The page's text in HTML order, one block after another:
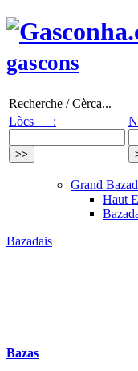
gascons
Recherche / Cèrca...
Lòcs :
Grand
Haut
Bazadais
Bazas